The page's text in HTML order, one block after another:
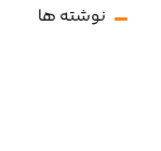
نوشته ها